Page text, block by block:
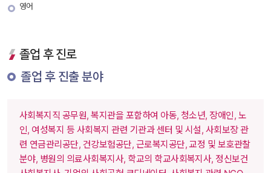
영어
졸업 후 진로
졸업 후 진출 분야
사회복지직 공무원, 복지관을 포함하여 아동, 청소년, 장애인, 노
인, 여성복지 등 사회복지 관련 기관과 센터 및 시설, 사회보장 관
련 연금관리공단, 건강보험공단, 근로복지공단, 교정 및 보호관찰
분야, 병원의 의료사회복지사, 학교의 학교사회복지사, 정신보건